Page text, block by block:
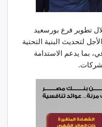
تطوير فرع بورسعيد
لتحديث البنية التحتية
بما يدعم الاستدامة